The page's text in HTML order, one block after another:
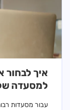
איך
למסעדה
עבור מסעדות